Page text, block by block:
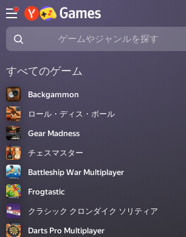
ゲームやジャンルを探す
すべてのゲーム
Backgammon
ロール・ディス・ボール
Gear Madness
チェスマスター
Battleship War Multiplayer
Frogtastic
クラシック クロンダイク ソリティア
Darts Pro Multiplayer